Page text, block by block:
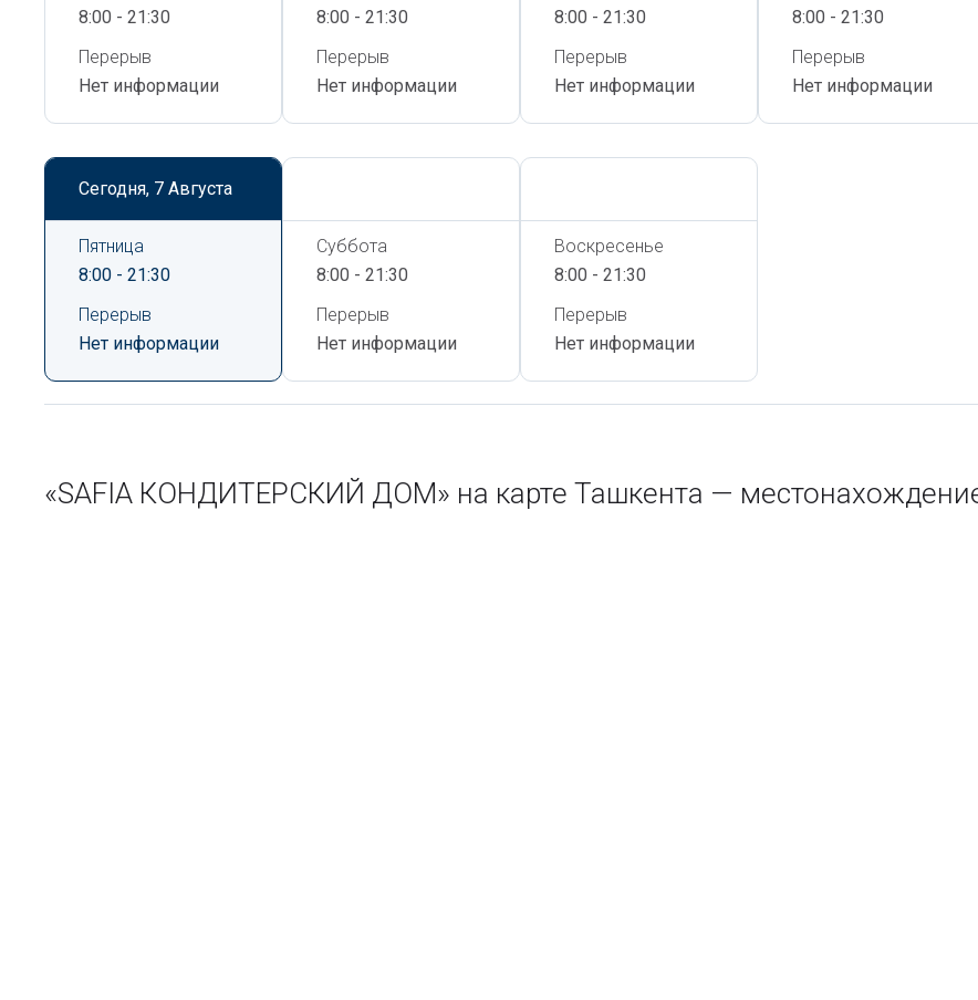
8:00 - 21:30
Перерыв
Нет информации
8:00 - 21:30
Перерыв
Нет информации
8:00 - 21:30
Перерыв
Нет информации
8:00 - 21:30
Перерыв
Нет информации
Сегодня, 7 Августа
Пятница
8:00 - 21:30
Перерыв
Нет информации
Суббота
8:00 - 21:30
Перерыв
Нет информации
Воскресенье
8:00 - 21:30
Перерыв
Нет информации
«SAFIA КОНДИТЕРСКИЙ ДОМ» на карте Ташкента —